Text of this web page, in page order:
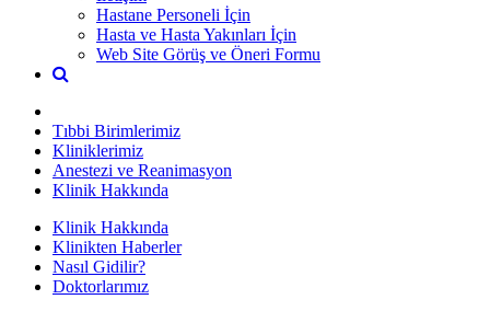
Hastane Personeli İçin
Hasta ve Hasta Yakınları İçin
Web Site Görüş ve Öneri Formu
Tıbbi Birimlerimiz
Kliniklerimiz
Anestezi ve Reanimasyon
Klinik Hakkında
Klinik Hakkında
Klinikten Haberler
Nasıl Gidilir?
Doktorlarımız